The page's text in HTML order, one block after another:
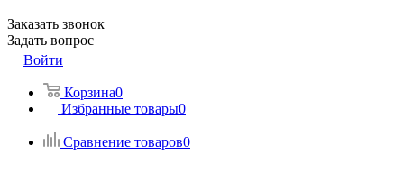
Заказать звонок
Задать вопрос
Войти
Корзина0
Избранные товары0
Сравнение товаров0